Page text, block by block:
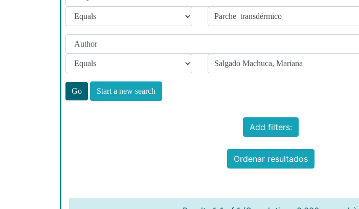
Start a new search
Add filters:
Ordenar resultados